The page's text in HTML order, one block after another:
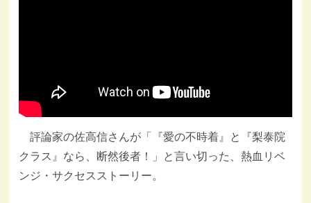
評論家の佐高信さんが「『愛の不時着』と『梨泰院
クラス』なら、断然後者！」と言い切った、熱血リベ
ンジ・サクセスストーリー。